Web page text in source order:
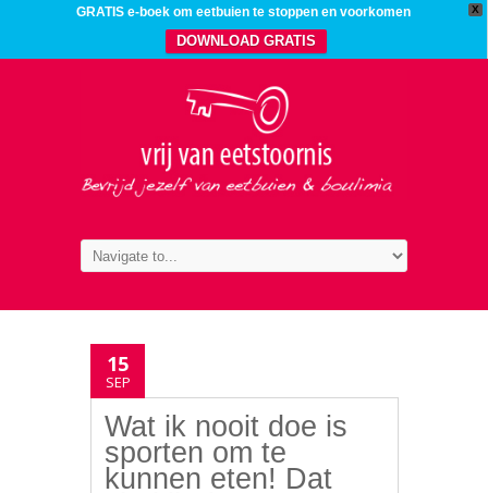
X
GRATIS e-boek om eetbuien te stoppen en voorkomen
DOWNLOAD GRATIS
15
SEP
Wat ik nooit doe is
sporten om te
kunnen eten! Dat